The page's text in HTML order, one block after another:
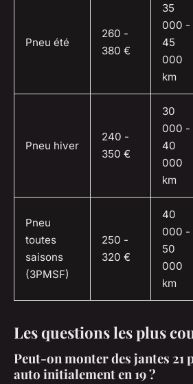
Pneu été
260 -
380 €
35
000 -
45
000
km
Pneu hiver
240 -
350 €
30
000 -
40
000
km
Pneu
toutes
saisons
(3PMSF)
250 -
320 €
40
000 -
50
000
km
Les questions les plus
Peut-on monter des jantes 21
auto initialement en 19 ?